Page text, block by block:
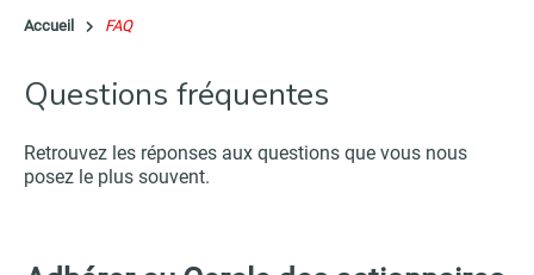
Accueil FAQ
Questions fréquentes
Retrouvez les réponses aux questions que vous nous
posez le plus souvent.